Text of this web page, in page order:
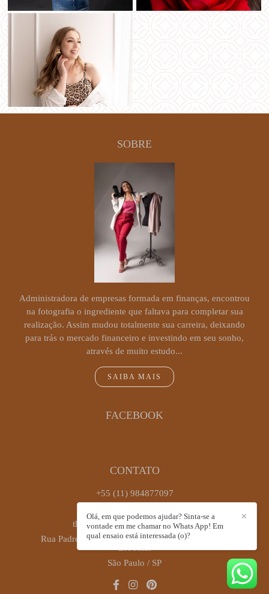
SOBRE
Administradora de empresas formada em finanças, encontrou
na fotografia o ingrediente que faltava para completar sua
realização. Assim mudou totalmente sua carreira, deixando
para trás o mercado financeiro e investindo em seu sonho,
através de muito estudo...
SAIBA MAIS
FACEBOOK
CONTATO
+55 (11) 984877097
thaiscastrofotografia@gmail.com
Rua Padre Antônio José dos Santos, 449, sala 72 -
Brooklin
São Paulo / SP
✕
Olá, em que podemos ajudar? Sinta-se a
vontade em me chamar no Whats App! Em
qual ensaio está interessada (o)?